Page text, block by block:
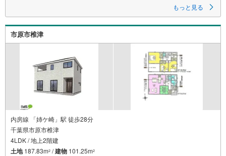
もっと見る
市原市椎津
内房線 「姉ケ崎」駅 徒歩28分
千葉県市原市椎津
4LDK / 地上2階建
土地187.83m2 /建物 101.25m2